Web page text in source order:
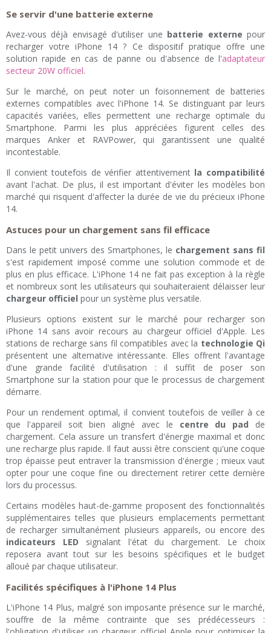
Se servir d'une batterie externe
Avez-vous déjà envisagé d'utiliser une batterie externe pour
recharger votre iPhone 14 ? Ce dispositif pratique offre une
solution rapide en cas de panne ou d'absence de l'adaptateur
secteur 20W officiel.
Sur le marché, on peut noter un foisonnement de batteries
externes compatibles avec l'iPhone 14. Se distinguant par leurs
capacités variées, elles permettent une recharge optimale du
Smartphone. Parmi les plus appréciées figurent celles des
marques Anker et RAVPower, qui garantissent une qualité
incontestable.
Il convient toutefois de vérifier attentivement la compatibilité
avant l'achat. De plus, il est important d'éviter les modèles bon
marché qui risquent d'affecter la durée de vie du précieux iPhone
14.
Astuces pour un chargement sans fil efficace
Dans le petit univers des Smartphones, le chargement sans fil
s'est rapidement imposé comme une solution commode et de
plus en plus efficace. L'iPhone 14 ne fait pas exception à la règle
et nombreux sont les utilisateurs qui souhaiteraient délaisser leur
chargeur officiel pour un système plus versatile.
Plusieurs options existent sur le marché pour recharger son
iPhone 14 sans avoir recours au chargeur officiel d'Apple. Les
stations de recharge sans fil compatibles avec la technologie Qi
présentent une alternative intéressante. Elles offrent l'avantage
d'une grande facilité d'utilisation : il suffit de poser son
Smartphone sur la station pour que le processus de chargement
démarre.
Pour un rendement optimal, il convient toutefois de veiller à ce
que l'appareil soit bien aligné avec le centre du pad de
chargement. Cela assure un transfert d'énergie maximal et donc
une recharge plus rapide. Il faut aussi être conscient qu'une coque
trop épaisse peut entraver la transmission d'énergie ; mieux vaut
opter pour une coque fine ou directement retirer cette dernière
lors du processus.
Certains modèles haut-de-gamme proposent des fonctionnalités
supplémentaires telles que plusieurs emplacements permettant
de recharger simultanément plusieurs appareils, ou encore des
indicateurs LED signalant l'état du chargement. Le choix
reposera avant tout sur les besoins spécifiques et le budget
alloué par chaque utilisateur.
Facilités spécifiques à l'iPhone 14 Plus
L'iPhone 14 Plus, malgré son imposante présence sur le marché,
souffre de la même contrainte que ses prédécesseurs :